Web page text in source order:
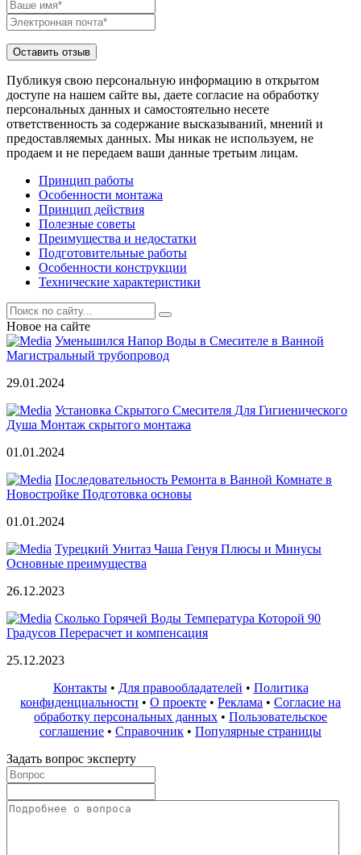
Публикуя свою персональную информацию в открытом
доступе на нашем сайте вы, даете согласие на обработку
персональных данных и самостоятельно несете
ответственность за содержание высказываний, мнений и
предоставляемых данных. Мы никак не используем, не
продаем и не передаем ваши данные третьим лицам.
Принцип работы
Особенности монтажа
Принцип действия
Полезные советы
Преимущества и недостатки
Подготовительные работы
Особенности конструкции
Технические характеристики
Новое на сайте
Уменьшился Напор Воды в Смесителе в Ванной
Магистральный трубопровод
29.01.2024
Установка Скрытого Смесителя Для Гигиенического
Душа Монтаж скрытого монтажа
01.01.2024
Последовательность Ремонта в Ванной Комнате в
Новостройке Подготовка основы
01.01.2024
Турецкий Унитаз Чаша Генуя Плюсы и Минусы
Основные преимущества
26.12.2023
Сколько Горячей Воды Температура Которой 90
Градусов Перерасчет и компенсация
25.12.2023
Контакты• Для правообладателей • Политика
конфиденциальности • О проекте • Реклама • Согласие на
обработку персональных данных • Пользовательское
соглашение • Справочник • Популярные страницы
Задать вопрос эксперту